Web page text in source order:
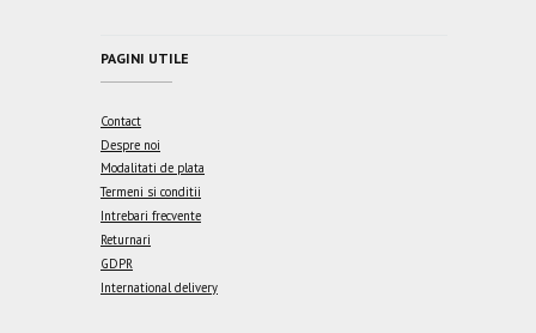
PAGINI UTILE
Contact
Despre noi
Modalitati de plata
Termeni si conditii
Intrebari frecvente
Returnari
GDPR
International delivery